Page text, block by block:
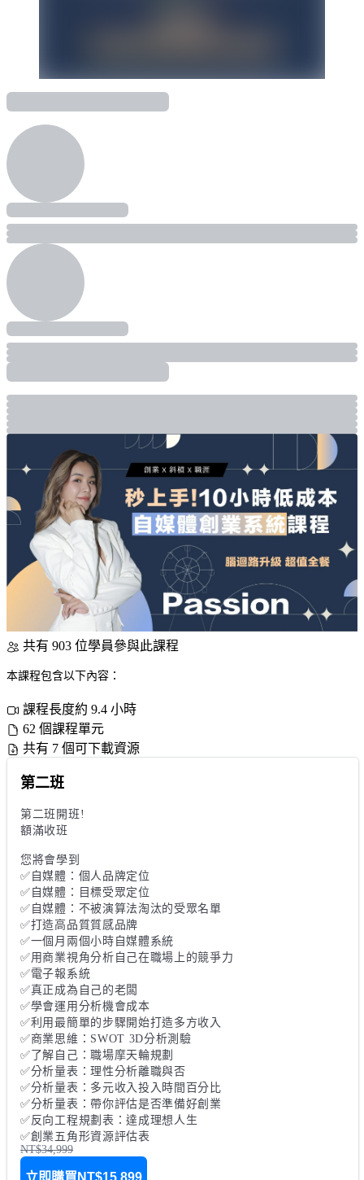
共有 903 位學員參與此課程
本課程包含以下內容：
課程長度約 9.4 小時
62 個課程單元
共有 7 個可下載資源
第二班
第二班開班!
額滿收班
您將會學到
✅自媒體：個人品牌定位
✅自媒體：目標受眾定位
✅自媒體：不被演算法淘汰的受眾名單
✅打造高品質質感品牌
✅一個月兩個小時自媒體系統
✅用商業視角分析自己在職場上的競爭力
✅電子報系統
✅真正成為自己的老闆
✅學會運用分析機會成本
✅利用最簡單的步驟開始打造多方收入
✅商業思維：SWOT 3D分析測驗
✅了解自己：職場摩天輪規劃
✅分析量表：理性分析離職與否
✅分析量表：多元收入投入時間百分比
✅分析量表：帶你評估是否準備好創業
✅反向工程規劃表：達成理想人生
NT$34,999
立即購買 NT$15,899